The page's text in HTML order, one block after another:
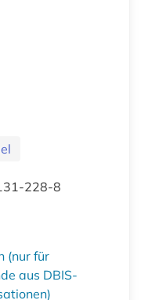
228-8
(nur für
aus DBIS-